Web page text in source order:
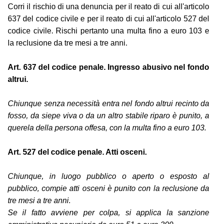
Corri il rischio di una denuncia per il reato di cui all'articolo
637 del codice civile e per il reato di cui all'articolo 527 del
codice civile. Rischi pertanto una multa fino a euro 103 e
la reclusione da tre mesi a tre anni.
Art. 637 del codice penale. Ingresso abusivo nel fondo
altrui.
Chiunque senza necessità entra nel fondo altrui recinto da
fosso, da siepe viva o da un altro stabile riparo è punito, a
querela della persona offesa, con la multa fino a euro 103.
Art. 527 del codice penale. Atti osceni.
Chiunque, in luogo pubblico o aperto o esposto al
pubblico, compie atti osceni è punito con la reclusione da
tre mesi a tre anni.
Se il fatto avviene per colpa, si applica la sanzione